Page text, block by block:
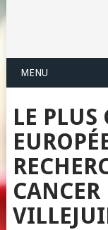
MENU
LE